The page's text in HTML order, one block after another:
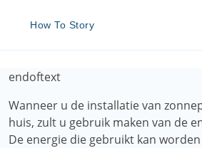
How To Story
endoftext
Wanneer u de installatie van
huis, zult u gebruik maken van de
De energie die gebruikt kan